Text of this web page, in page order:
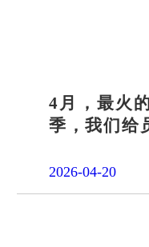
4月，最火
季，我们给
2026-04-20